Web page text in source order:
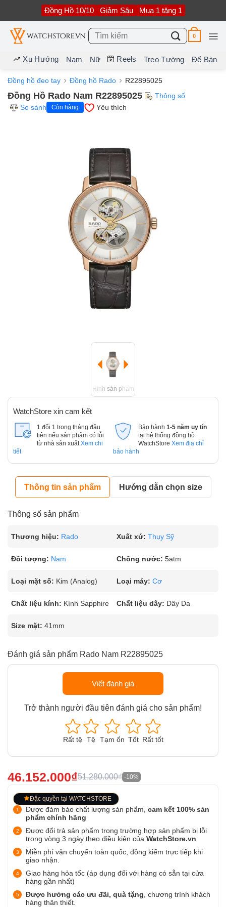
nội
dung
Đồng Hồ 10/10 Giảm Sâu Mua 1 tặng 1
Tìm
kiếm:
0
Xu Hướng Nam Nữ Reels Treo Tường Để Bàn
Đồng hồ đeo tay Đồng hồ Rado R22895025
Đồng Hồ Rado Nam R22895025
Thông số
So sánh
Còn hàng Yêu thích
Hình sản phẩm
WatchStore xin cam kết
1 đổi 1 trong tháng đầu
tiên nếu sản phẩm có lỗi
từ nhà sản xuất. Xem chi
tiết
Bảo hành 1-5 năm uy tín
tại hệ thống đồng hồ
WatchStore Xem địa chỉ
bảo hành
Thông tin sản phẩm Hướng dẫn chọn size
Thông số sản phẩm
Thương hiệu: Rado Xuất xứ: Thụy Sỹ
Đối tượng: Nam Chống nước: 5atm
Loại mặt số: Kim (Analog) Loại máy: Cơ
Chất liệu kính: Kính Sapphire Chất liệu dây: Dây Da
Size mặt: 41mm
Đánh giá sản phẩm Rado Nam R22895025
Viết đánh giá
Trở thành người đầu tiên đánh giá cho sản phẩm!
Rất tệ Tệ Tạm ổn Tốt Rất tốt
46.152.000₫51.280.000₫ -10%
Đặc quyền tại WATCHSTORE
Được đảm bảo chất lượng sản phẩm, cam kết 100% sản
phẩm chính hãng
Được đổi trả sản phẩm trong trường hợp sản phẩm bị lỗi
trong vòng 3 ngày theo điều kiện của WatchStore.vn
Miễn phí vận chuyển toàn quốc, đồng kiểm trực tiếp khi
giao nhận.
Giao hàng hỏa tốc (áp dụng đối với hàng có sẵn tại cửa
hàng gần nhất)
Được hưởng các ưu đãi, quà tặng , chương trình khách
hàng thân thiết.